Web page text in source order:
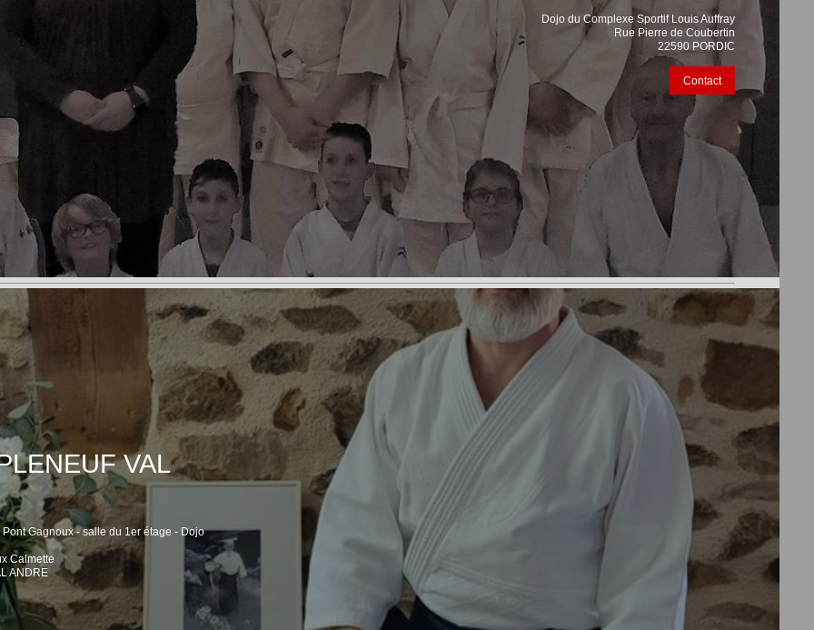
Dojo du Complexe Sportif Louis Auffray
Rue Pierre de Coubertin
22590 PORDIC
Contact
VAL
Gagnoux - salle du 1er étage - Dojo
Calmette
ANDRE